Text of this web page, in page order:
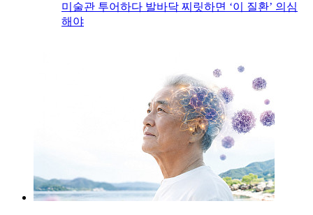
미술관 투어하다 발바닥 찌릿하면 ‘이 질환’ 의심
해야